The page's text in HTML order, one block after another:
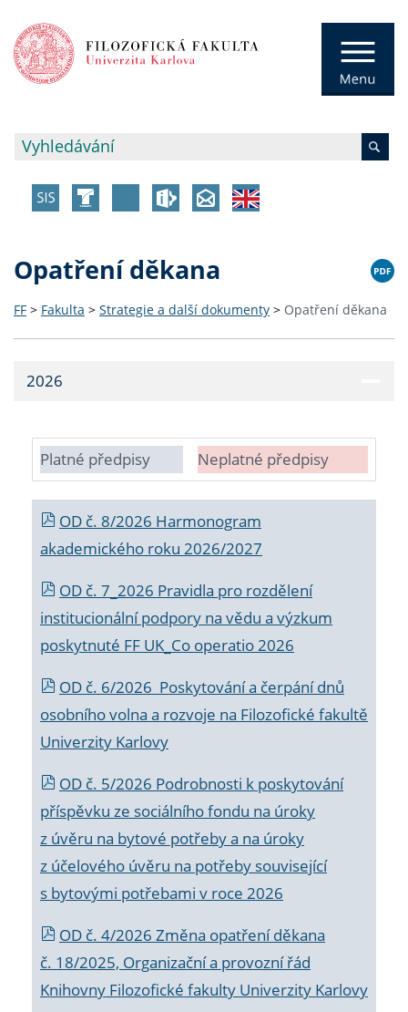
Opatření děkana
FF > Fakulta > Strategie a další dokumenty > Opatření děkana
2026
Platné předpisy Neplatné předpisy
OD č. 8/2026 Harmonogram
akademického roku 2026/2027
OD č. 7_2026 Pravidla pro rozdělení
institucionální podpory na vědu a výzkum
poskytnuté FF UK_Co operatio 2026
OD č. 6/2026 Poskytování a čerpání dnů
osobního volna a rozvoje na Filozofické fakultě
Univerzity Karlovy
OD č. 5/2026 Podrobnosti k poskytování
příspěvku ze sociálního fondu na úroky
z úvěru na bytové potřeby a na úroky
z účelového úvěru na potřeby související
s bytovými potřebami v roce 2026
OD č. 4/2026 Změna opatření děkana
č. 18/2025, Organizační a provozní řád
Knihovny Filozofické fakulty Univerzity Karlovy